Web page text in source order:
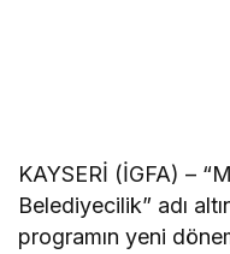
KAYSERİ (İGFA) –
Belediyecilik” adı
programın yeni